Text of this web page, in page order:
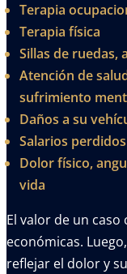
Terapia
Terapia física
Sillas de ruedas,
Atención de
sufrimiento
Daños a su
Salarios perdidos
Dolor físico,
vida
El valor de un
económicas.
reflejar el dolor y